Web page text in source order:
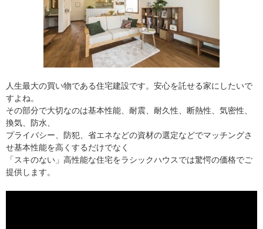
人生最大の買い物である住宅建設です。安心を託せる家にしたいで
すよね。
その部分で大切なのは基本性能、耐震、耐久性、断熱性、気密性、
換気、防水、
プライバシー、防犯、省エネなどの資材の選定などでマッチングさ
せ基本性能を高くするだけでなく
「スキのない」高性能な住宅をラシックハウスでは驚愕の価格でご
提供します。